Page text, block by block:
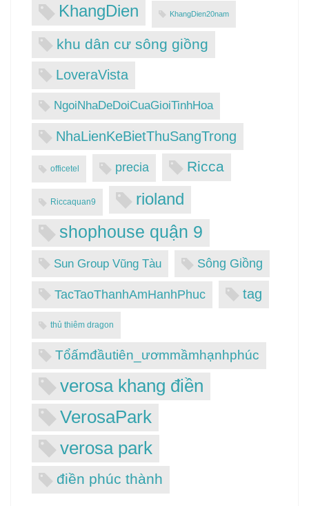
KhangDien KhangDien20nam
khu dân cư sông giồng
LoveraVista
NgoiNhaDeDoiCuaGioiTinhHoa
NhaLienKeBietThuSangTrong
officetel precia Ricca
Riccaquan9
rioland
shophouse quận 9
Sun Group Vũng Tàu Sông Giồng
TacTaoThanhAmHanhPhuc tag
thủ thiêm dragon
Tổấmđầutiên_ươmmầmhạnhphúc
verosa khang điền
VerosaPark
verosa park
điền phúc thành